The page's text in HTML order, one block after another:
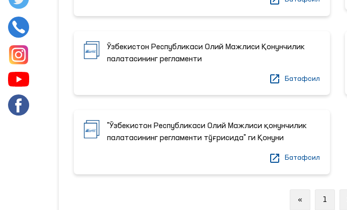
Ўзбекистон Республикаси Олий Мажлиси Қонунчилик
палатасининг регламенти
Батафсил
"Ўзбекистон Республикаси Олий Мажлиси қонунчилик
палатасининг регламенти тўғрисида" ги Қонуни
Батафсил
« Previous
1